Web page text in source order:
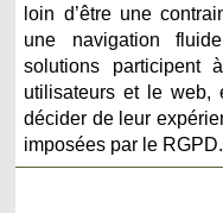
loin d’être une
une navigation
solutions participent
utilisateurs et le web,
décider de leur
imposées par le RGPD.